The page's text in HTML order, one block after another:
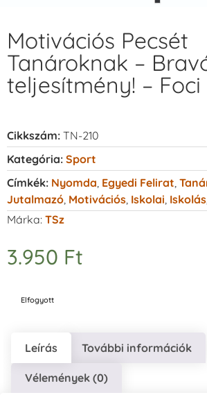
Motivációs Pecsét
Tanároknak –
teljesítmény! – Foci
Cikkszám: TN-210
Kategória: Sport
Címkék: Nyomda Egyedi Felirat
Jutalmazó Motivációs Iskolai Iskolás
Márka: TSz
3.950 Ft
Elfogyott
Leírás További információk
Vélemények (0)